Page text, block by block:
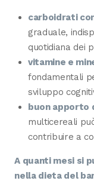
carboidrati
graduale,
quotidiana dei
vitamine e
fondamentali
sviluppo
buon apporto
multicereali
contribuire a
A quanti mesi si
nella dieta del